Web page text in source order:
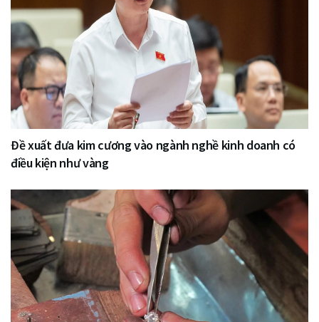
Đề xuất đưa kim cương vào ngành nghề kinh doanh có
điều kiện như vàng